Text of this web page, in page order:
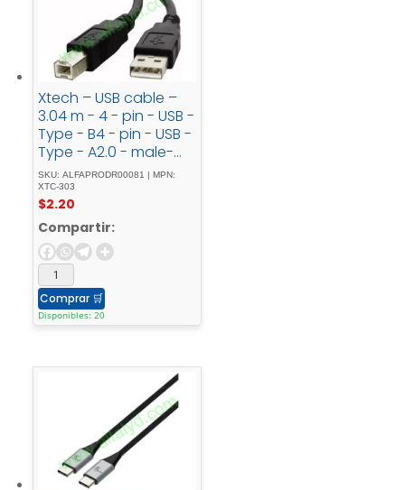
Xtech – USB cable –
3.04 m - 4 - pin - USB -
Type - B4 - pin - USB -
Type - A2.0 - male-
male - mold
SKU: ALFAPRODR00081 | MPN:
XTC-303
$2.20
Compartir:
Comprar 🛒
Disponibles: 20